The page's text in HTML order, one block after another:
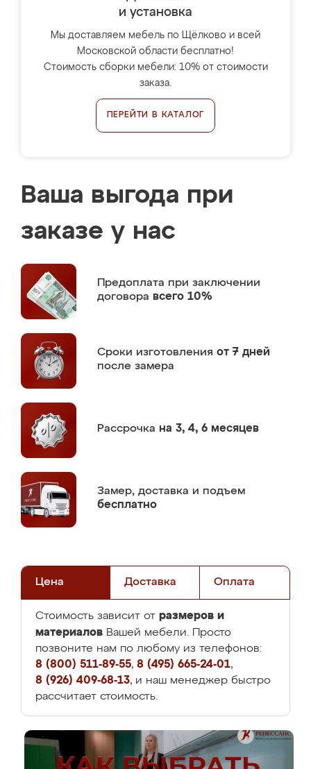
и установка
Мы доставляем мебель по Щёлково и всей
Московской области бесплатно!
Стоимость сборки мебели: 10% от стоимости
заказа.
ПЕРЕЙТИ В КАТАЛОГ
Ваша выгода при
заказе у нас
Предоплата при заключении
договора всего 10%
Сроки изготовления от 7 дней
после замера
Рассрочка на 3, 4, 6 месяцев
Замер, доставка и подъем
бесплатно
Цена Доставка Оплата
Стоимость зависит от размеров и
материалов Вашей мебели. Просто
позвоните нам по любому из телефонов:
8 (800) 511-89-55, 8 (495) 665-24-01,
8 (926) 409-68-13, и наш менеджер быстро
рассчитает стоимость.